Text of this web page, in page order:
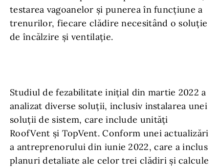
testarea vagoanelor și punerea în funcțiune a
trenurilor, fiecare clădire necesitând o soluție
de încălzire și ventilație.
Studiul de fezabilitate inițial din martie 2022 a
analizat diverse soluții, inclusiv instalarea unei
soluții de sistem, care include unități
RoofVent și TopVent. Conform unei actualizări
a antreprenorului din iunie 2022, care a inclus
planuri detaliate ale celor trei clădiri și calcule